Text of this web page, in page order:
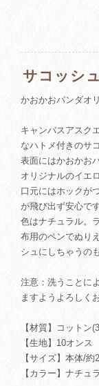
サコッシ
かおかおパンダオ
キャンバスアスク
なハトメ付きのサ
表面にはかおかお
オリジナルのイエ
口元にはホックが
が飛び出ず安心です
色はナチュラル。
布用のペンでぬり
シュにしちゃうの
注意：洗うことに
ますようよろしく
【材質】コットン
【生地】10オンス
【サイズ】本体/
【カラー】ナチ